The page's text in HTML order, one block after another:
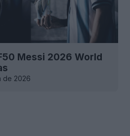
Messi 2026 World
de 2026